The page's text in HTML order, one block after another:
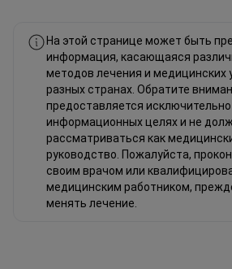
На этой странице может быть
информация, касающаяся
методов лечения и медицинских
разных странах. Обратите
предоставляется исключительно
информационных целях и не
рассматриваться как
руководство. Пожалуйста,
своим врачом или
медицинским работником,
менять лечение.